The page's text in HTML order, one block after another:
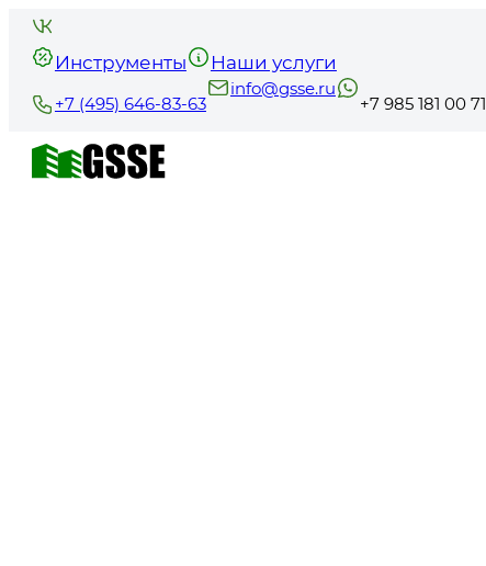
Инструменты Наши услуги
+7 (495) 646-83-63
info@gsse.ru
+7 985 181 00 71